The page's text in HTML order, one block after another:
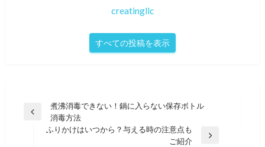
creatingllc
すべての投稿を表示
投
煮沸消毒できない！鍋に入らない保存ボトル
消毒方法
ふりかけはいつから？与える時の注意点も
ご紹介